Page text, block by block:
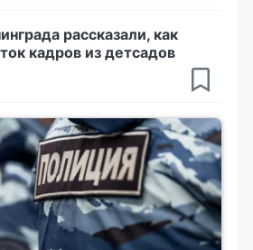
рассказали, как
кадров из детсадов